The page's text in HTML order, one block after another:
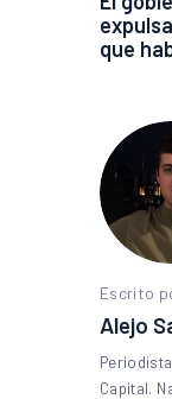
que
Escrito
Alejo
Capital.